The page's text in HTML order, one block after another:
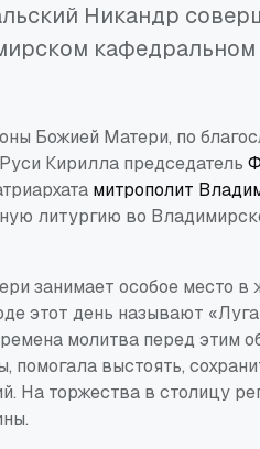
Никандр
кафедральном
Божией Матери, по
Кирилла председатель
митрополит
литургию во
занимает особое место в
этот день называют
молитва перед этим
выстоять,
На торжества в столицу